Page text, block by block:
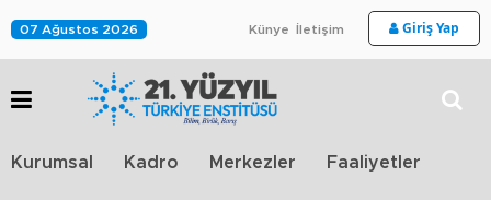
07 Ağustos 2026 Künye İletişim Giriş Yap
Kurumsal Kadro Merkezler Faaliyetler